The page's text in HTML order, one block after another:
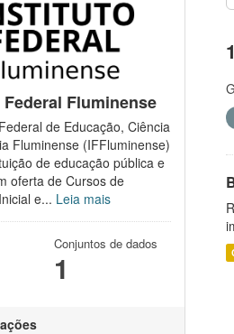
Fluminense
de Educação, Ciência
Fluminense (IFFluminense)
de educação pública e
oferta de Cursos de
e... Leia mais
Conjuntos de dados
1